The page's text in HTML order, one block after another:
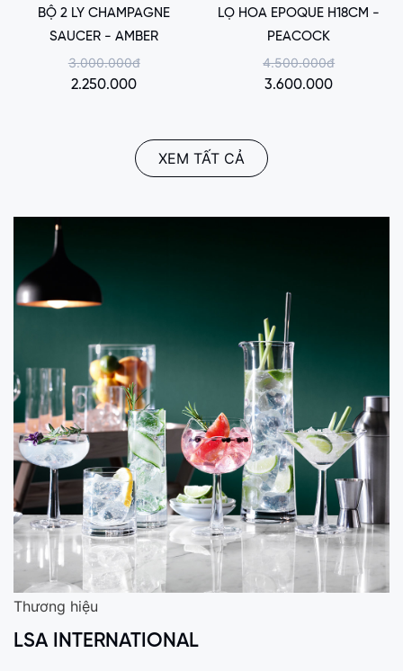
BỘ 2 LY CHAMPAGNE
SAUCER - AMBER
3.000.000đ
2.250.000
LỌ HOA EPOQUE H18CM -
PEACOCK
4.500.000đ
3.600.000
XEM TẤT CẢ
Thương hiệu
LSA INTERNATIONAL